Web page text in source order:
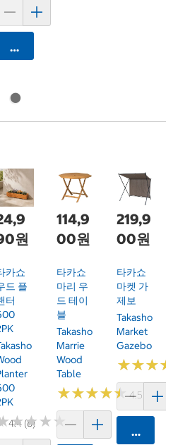
카트에 담기
4.4 (8)
원
카쇼
드 플
터
★★★★
★★★★
114,9
00원
타카쇼
마리 우
드 테이
블
Takasho
Marrie
Wood
Table
★★★★★
★★★★★4.5 (4)
219,9
00원
타카쇼
마켓 가
제보
Takasho
Market
Gazebo
★★★
★★★
카트에